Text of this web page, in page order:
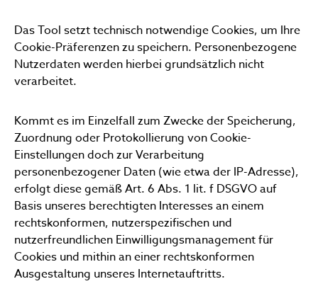
Das Tool setzt technisch notwendige Cookies, um Ihre
Cookie-Präferenzen zu speichern. Personenbezogene
Nutzerdaten werden hierbei grundsätzlich nicht
verarbeitet.
Kommt es im Einzelfall zum Zwecke der Speicherung,
Zuordnung oder Protokollierung von Cookie-
Einstellungen doch zur Verarbeitung
personenbezogener Daten (wie etwa der IP-Adresse),
erfolgt diese gemäß Art. 6 Abs. 1 lit. f DSGVO auf
Basis unseres berechtigten Interesses an einem
rechtskonformen, nutzerspezifischen und
nutzerfreundlichen Einwilligungsmanagement für
Cookies und mithin an einer rechtskonformen
Ausgestaltung unseres Internetauftritts.